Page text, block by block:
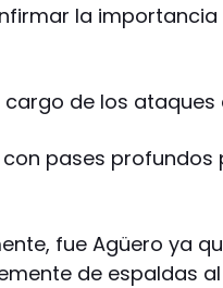
la importancia
cargo de los ataques
pases profundos
fue Agüero ya
de espaldas